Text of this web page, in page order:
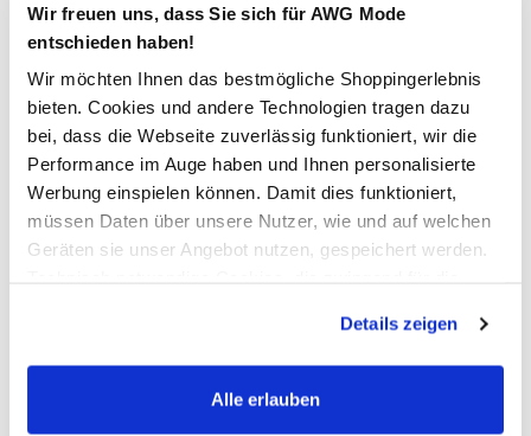
Wir freuen uns, dass Sie sich für AWG Mode
entschieden haben!
Wir möchten Ihnen das bestmögliche Shoppingerlebnis
bieten. Cookies und andere Technologien tragen dazu
bei, dass die Webseite zuverlässig funktioniert, wir die
Performance im Auge haben und Ihnen personalisierte
Werbung einspielen können. Damit dies funktioniert,
müssen Daten über unsere Nutzer, wie und auf welchen
Geräten sie unser Angebot nutzen, gespeichert werden.
werden, werden bei der Nutzung der Webseite auf jeden
Fall gesetzt. Cookies von Drittanbietern für Analyse- oder
Trackingzwecke werden nur dann aktiviert, wenn Sie das
Details zeigen
Alle erlauben
In den Warenkorb
Schneller DHL Versand: in 1–3 Werktagen
Kostenfreie Rücksendung innerhalb 14 Tage
Kostenlose Filiallieferung in Ihre Wunschfiliale
Herren Cordhose mit Bindekordel